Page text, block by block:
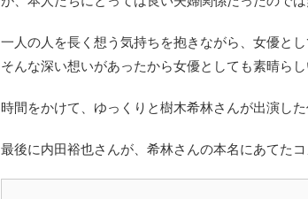
一人の人を長く想う気持ちを抱きながら、女優と
そんな深い想いがあったから女優としても素晴ら
時間をかけて、ゆっくりと樹木希林さんが出演し
最後に内田裕也さんが、希林さんの本名にあてたコ